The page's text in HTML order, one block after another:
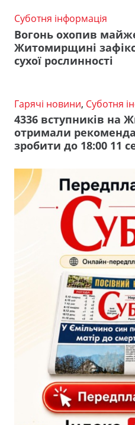
Суботня інформація
Вогонь охопив
Житомирщині
сухої рослинності
Гарячі новини, Суботня
4336 вступників на
отримали
зробити до 18:00 11